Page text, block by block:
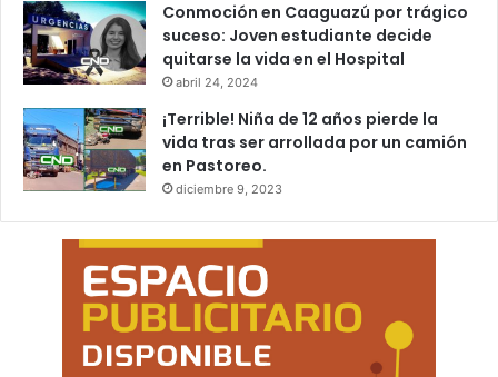
Conmoción en Caaguazú por trágico
suceso: Joven estudiante decide
quitarse la vida en el Hospital
abril 24, 2024
¡Terrible! Niña de 12 años pierde la
vida tras ser arrollada por un camión
en Pastoreo.
diciembre 9, 2023